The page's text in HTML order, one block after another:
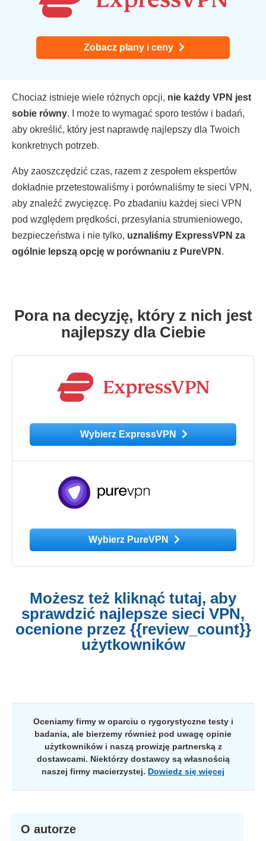
Zobacz plany i ceny
Chociaż istnieje wiele różnych opcji, nie każdy VPN jest
sobie równy. I może to wymagać sporo testów i badań,
aby określić, który jest naprawdę najlepszy dla Twoich
konkretnych potrzeb.
Aby zaoszczędzić czas, razem z zespołem ekspertów
dokładnie przetestowaliśmy i porównaliśmy te sieci VPN,
aby znaleźć zwycięzcę. Po zbadaniu każdej sieci VPN
pod względem prędkości, przesyłania strumieniowego,
bezpieczeństwa i nie tylko, uznaliśmy ExpressVPN za
ogólnie lepszą opcję w porównaniu z PureVPN .
Pora na decyzję, który z nich jest
najlepszy dla Ciebie
Wybierz ExpressVPN
Wybierz PureVPN
Możesz też kliknąć tutaj, aby
sprawdzić najlepsze sieci VPN,
ocenione przez {{review_count}}
użytkowników
Oceniamy firmy w oparciu o rygorystyczne testy i
badania, ale bierzemy również pod uwagę opinie
użytkowników i naszą prowizję partnerską z
dostawcami. Niektórzy dostawcy są własnością
naszej firmy macierzystej. Dowiedz się więcej
O autorze